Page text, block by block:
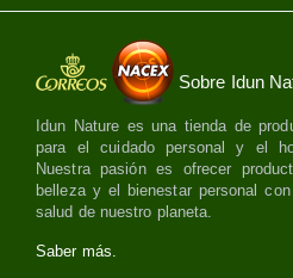
Sobre Idun
Idun Nature es una tienda de
para el cuidado personal y el
Nuestra pasión es ofrecer
belleza y el bienestar personal
salud de nuestro planeta.
Saber más.